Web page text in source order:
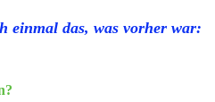
einmal das, was vorher war: